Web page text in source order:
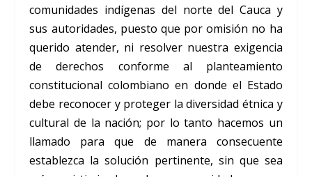
comunidades indígenas del norte del Cauca y
sus autoridades, puesto que por omisión no ha
querido atender, ni resolver nuestra exigencia
de derechos conforme al planteamiento
constitucional colombiano en donde el Estado
debe reconocer y proteger la diversidad étnica y
cultural de la nación; por lo tanto hacemos un
llamado para que de manera consecuente
establezca la solución pertinente, sin que sea